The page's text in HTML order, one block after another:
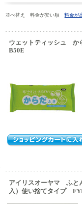
並べ替え 料金が安い順料金が
ウェットティッシュ か
B50E
アイリスオーヤマ ふと
入）使い捨てタイプ